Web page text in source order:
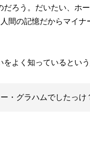
ろう。だいたい、ホ
間の記憶だからマイ
よく知っているという
・グラハムでしたっけ